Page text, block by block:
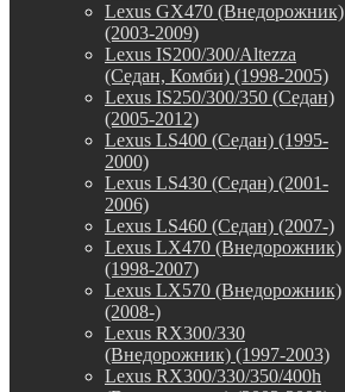
Lexus GX470 (Внедорожник)
(2003-2009)
Lexus IS200/300/Altezza
(Седан, Комби) (1998-2005)
Lexus IS250/300/350 (Седан)
(2005-2012)
Lexus LS400 (Седан) (1995-
2000)
Lexus LS430 (Седан) (2001-
2006)
Lexus LS460 (Седан) (2007-)
Lexus LX470 (Внедорожник)
(1998-2007)
Lexus LX570 (Внедорожник)
(2008-)
Lexus RX300/330
(Внедорожник) (1997-2003)
Lexus RX300/330/350/400h